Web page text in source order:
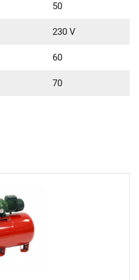
50
230 V
60
70